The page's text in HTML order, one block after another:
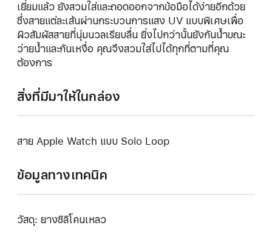
เยี่ยมแล้ว ยังสวมใส่และถอดออกจากข้อมือได้ง่ายอีกด้วย
ซึ่งสายแต่ละเส้นผ่านกระบวนการแสง UV แบบพิเศษเพื่อ
ผิวสัมผัสสายที่นุ่มนวลเรียบลื่น ยิ่งไปกว่านั้นยังกันน้ำขณะ
ว่ายน้ำและกันเหงื่อ คุณจึงสวมใส่ไปได้ทุกที่ตามที่คุณ
ต้องการ
สิ่งที่มีมาให้ในกล่อง
สาย Apple Watch แบบ Solo Loop
ข้อมูลทางเทคนิค
วัสดุ: ยางซิลิโคนเหลว